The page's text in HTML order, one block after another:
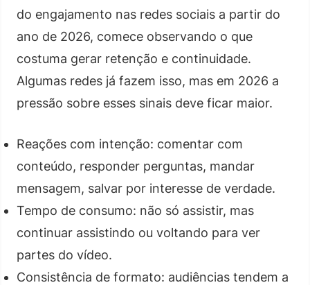
do engajamento nas redes sociais a partir do
ano de 2026, comece observando o que
costuma gerar retenção e continuidade.
Algumas redes já fazem isso, mas em 2026 a
pressão sobre esses sinais deve ficar maior.
Reações com intenção: comentar com
conteúdo, responder perguntas, mandar
mensagem, salvar por interesse de verdade.
Tempo de consumo: não só assistir, mas
continuar assistindo ou voltando para ver
partes do vídeo.
Consistência de formato: audiências tendem a